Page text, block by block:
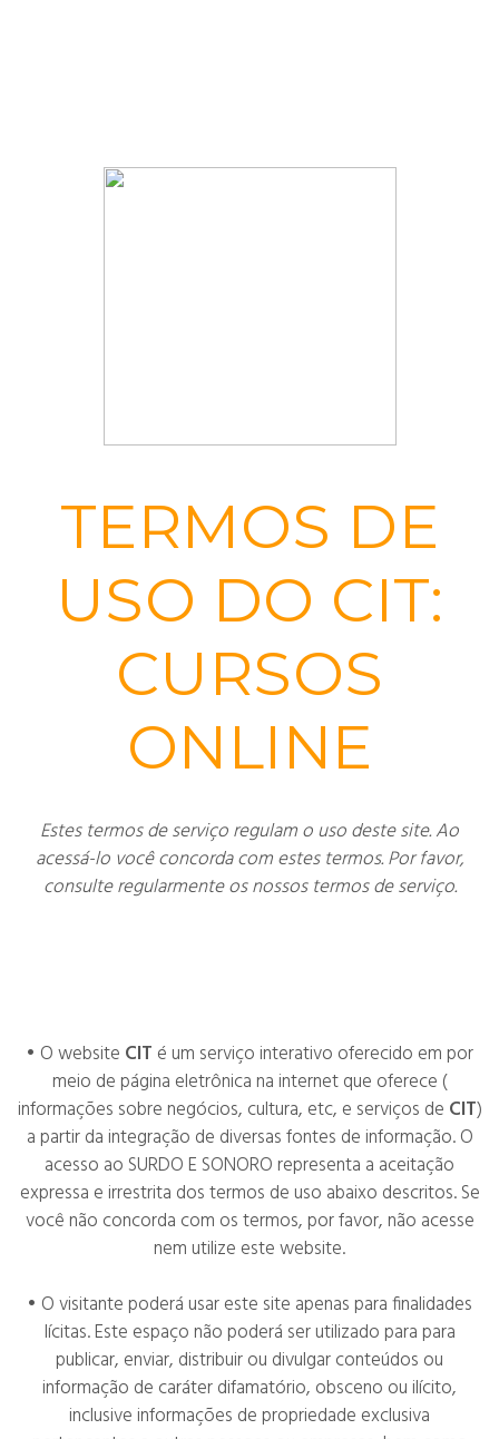
TERMOS DE
USO DO CIT:
CURSOS
ONLINE
Estes termos de serviço regulam o uso deste site. Ao
acessá-lo você concorda com estes termos. Por favor,
consulte regularmente os nossos termos de serviço.
• O website CIT é um serviço interativo oferecido em por
meio de página eletrônica na internet que oferece (
informações sobre negócios, cultura, etc, e serviços de CIT)
a partir da integração de diversas fontes de informação. O
acesso ao SURDO E SONORO representa a aceitação
expressa e irrestrita dos termos de uso abaixo descritos. Se
você não concorda com os termos, por favor, não acesse
nem utilize este website.
• O visitante poderá usar este site apenas para finalidades
lícitas. Este espaço não poderá ser utilizado para para
publicar, enviar, distribuir ou divulgar conteúdos ou
informação de caráter difamatório, obsceno ou ilícito,
inclusive informações de propriedade exclusiva